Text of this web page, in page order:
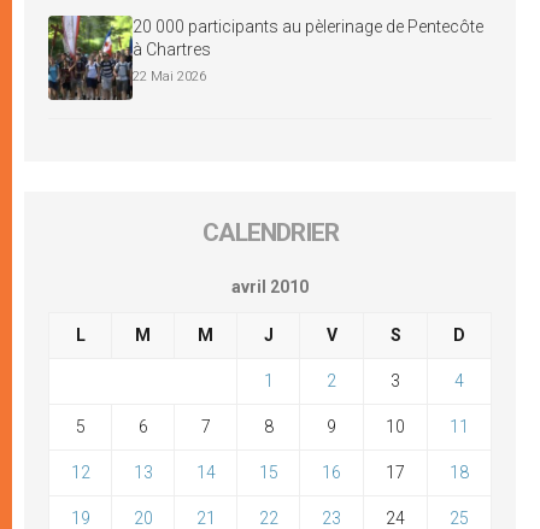
20 000 participants au pèlerinage de Pentecôte
à Chartres
22 Mai 2026
CALENDRIER
avril 2010
L M M J V S D
1 2 3 4
5 6 7 8 9 10 11
12 13 14 15 16 17 18
19 20 21 22 23 24 25